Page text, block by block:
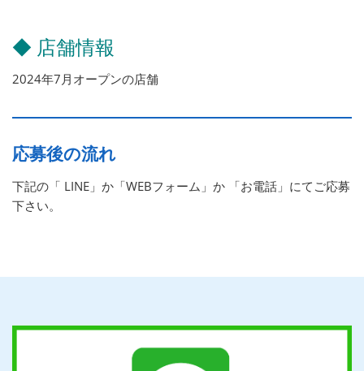
◆ 店舗情報
2024年7月オープンの店舗
応募後の流れ
下記の「 LINE」か「WEBフォーム」か 「お電話」にてご応募
下さい。